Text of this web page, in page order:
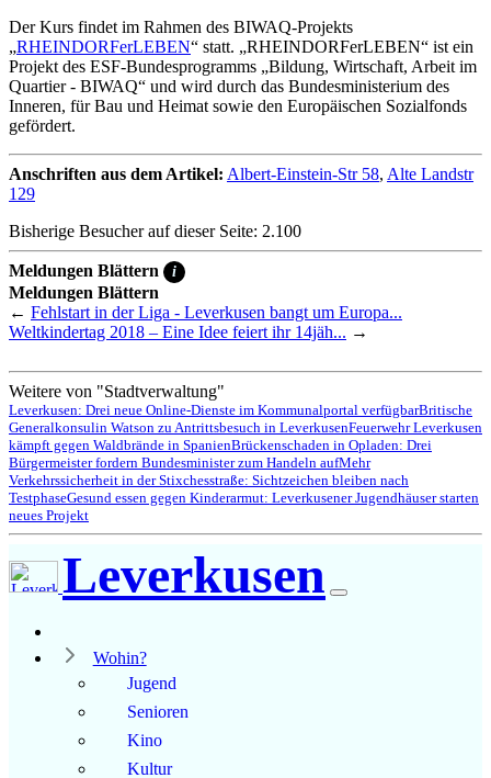
Der Kurs findet im Rahmen des BIWAQ-Projekts
„RHEINDORFerLEBEN“ statt. „RHEINDORFerLEBEN“ ist ein
Projekt des ESF-Bundesprogramms „Bildung, Wirtschaft, Arbeit im
Quartier - BIWAQ“ und wird durch das Bundesministerium des
Inneren, für Bau und Heimat sowie den Europäischen Sozialfonds
gefördert.
Anschriften aus dem Artikel: Albert-Einstein-Str 58, Alte Landstr
129
Bisherige Besucher auf dieser Seite: 2.100
Meldungen Blättern i
Meldungen Blättern
← Fehlstart in der Liga - Leverkusen bangt um Europa...
Weltkindertag 2018 – Eine Idee feiert ihr 14jäh... →
Weitere von "Stadtverwaltung"
Leverkusen: Drei neue Online-Dienste im Kommunalportal verfügbarBritische
Generalkonsulin Watson zu Antrittsbesuch in LeverkusenFeuerwehr Leverkusen
kämpft gegen Waldbrände in SpanienBrückenschaden in Opladen: Drei
Bürgermeister fordern Bundesminister zum Handeln aufMehr
Verkehrssicherheit in der Stixchesstraße: Sichtzeichen bleiben nach
TestphaseGesund essen gegen Kinderarmut: Leverkusener Jugendhäuser starten
neues Projekt
Leverkusen
Wohin?
Jugend
Senioren
Kino
Kultur